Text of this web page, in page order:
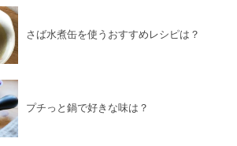
さば水煮缶を使うおすすめレシピは？
プチっと鍋で好きな味は？